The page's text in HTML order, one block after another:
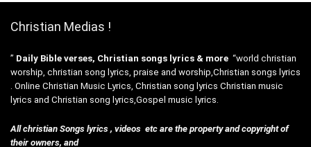
Christian Medias !
” Daily Bible verses, Christian songs lyrics & more “world christian
worship, christian song lyrics, praise and worship,Christian songs lyrics
. Online Christian Music Lyrics, Christian song lyrics Christian music
lyrics and Christian song lyrics,Gospel music lyrics.
All christian Songs lyrics , videos etc are the property and copyright of
their owners, and